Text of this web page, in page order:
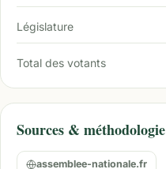
Législature
Total des votants
Sources & méthodologie
assemblee-nationale.fr